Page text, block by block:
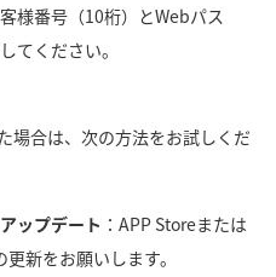
様番号（10桁）とWebパス
てください。
場合は、次の方法をお試しくだ
ップデート ：APP Storeまたは
新をお願いします。